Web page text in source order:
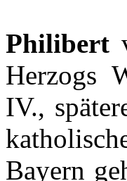
Philibert
Herzogs
IV.,
Bayern